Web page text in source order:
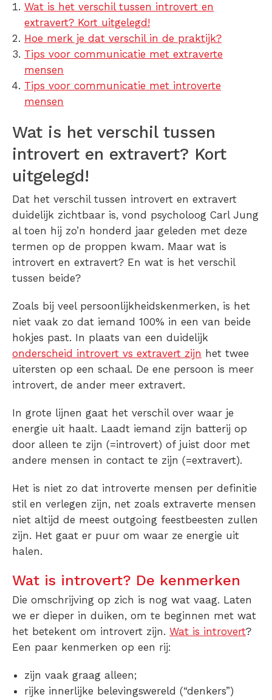
Wat is het verschil tussen introvert en
extravert? Kort uitgelegd!
Hoe merk je dat verschil in de praktijk?
Tips voor communicatie met extraverte
mensen
Tips voor communicatie met introverte
mensen
Wat is het verschil tussen
introvert en extravert? Kort
uitgelegd!
Dat het verschil tussen introvert en extravert
duidelijk zichtbaar is, vond psycholoog Carl Jung
al toen hij zo’n honderd jaar geleden met deze
termen op de proppen kwam. Maar wat is
introvert en extravert? En wat is het verschil
tussen beide?
Zoals bij veel persoonlijkheidskenmerken, is het
niet vaak zo dat iemand 100% in een van beide
hokjes past. In plaats van een duidelijk
onderscheid introvert vs extravert zijn het twee
uitersten op een schaal. De ene persoon is meer
introvert, de ander meer extravert.
In grote lijnen gaat het verschil over waar je
energie uit haalt. Laadt iemand zijn batterij op
door alleen te zijn (=introvert) of juist door met
andere mensen in contact te zijn (=extravert).
Het is niet zo dat introverte mensen per definitie
stil en verlegen zijn, net zoals extraverte mensen
niet altijd de meest outgoing feestbeesten zullen
zijn. Het gaat er puur om waar ze energie uit
halen.
Wat is introvert? De kenmerken
Die omschrijving op zich is nog wat vaag. Laten
we er dieper in duiken, om te beginnen met wat
het betekent om introvert zijn. Wat is introvert?
Een paar kenmerken op een rij:
zijn vaak graag alleen;
rijke innerlijke belevingswereld (“denkers”)